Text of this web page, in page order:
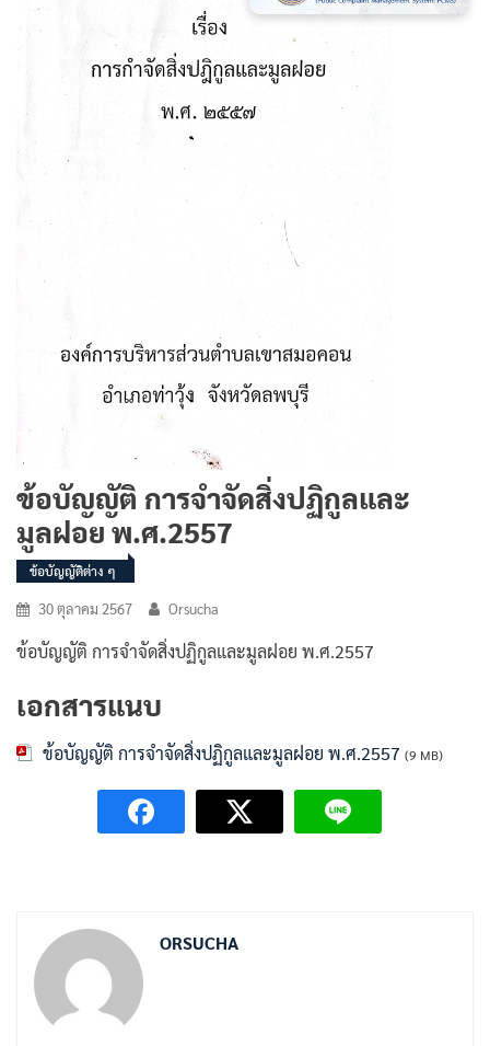
ข้อบัญญัติ การจำจัดสิ่งปฏิกูลและ
มูลฝอย พ.ศ.2557
ข้อบัญญัติต่าง ๆ
30 ตุลาคม 2567 Orsucha
ข้อบัญญัติ การจำจัดสิ่งปฏิกูลและมูลฝอย พ.ศ.2557
เอกสารแนบ
ข้อบัญญัติ การจำจัดสิ่งปฏิกูลและมูลฝอย พ.ศ.2557 (9 MB)
ORSUCHA